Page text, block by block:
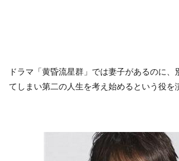
ドラマ「黄昏流星群」では妻子があるのに、
てしまい第二の人生を考え始めるという役を